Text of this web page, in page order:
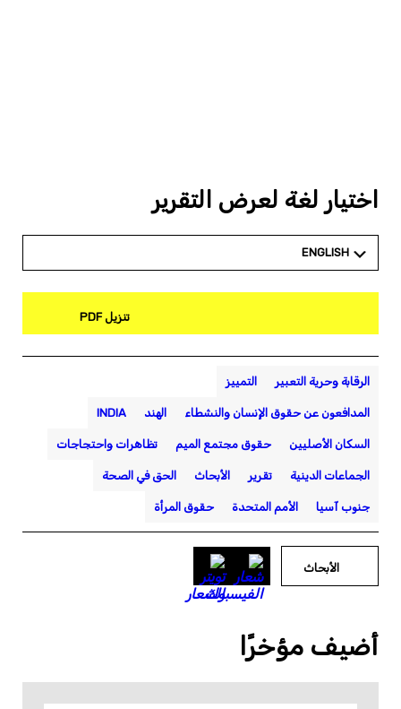
اختيار لغة لعرض التقرير
ENGLISH
تنزيل PDF
الرقابة وحرية التعبير التمييز
المدافعون عن حقوق الإنسان والنشطاء الهند INDIA
السكان الأصليين حقوق مجتمع الميم تظاهرات واحتجاجات
الجماعات الدينية تقرير الأبحاث الحق في الصحة
جنوب آسيا الأمم المتحدة حقوق المرأة
الأبحاث
أضيف مؤخرًا